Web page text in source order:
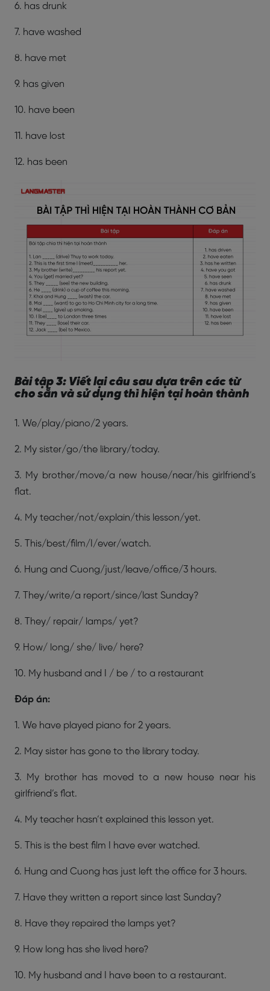
6. has drunk
7. have washed
8. have met
9. has given
10. have been
11. have lost
12. has been
Bài tập 3: Viết lại câu sau dựa trên các từ
cho sẵn và sử dụng thì hiện tại hoàn thành
1. We/play/piano/2 years.
2. My sister/go/the library/today.
3. My brother/move/a new house/near/his girlfriend’s
flat.
4. My teacher/not/explain/this lesson/yet.
5. This/best/film/I/ever/watch.
6. Hung and Cuong/just/leave/office/3 hours.
7. They/write/a report/since/last Sunday?
8. They/ repair/ lamps/ yet?
9. How/ long/ she/ live/ here?
10. My husband and I / be / to a restaurant
Đáp án:
1. We have played piano for 2 years.
2. May sister has gone to the library today.
3. My brother has moved to a new house near his
girlfriend’s flat.
4. My teacher hasn’t explained this lesson yet.
5. This is the best film I have ever watched.
6. Hung and Cuong has just left the office for 3 hours.
7. Have they written a report since last Sunday?
8. Have they repaired the lamps yet?
9. How long has she lived here?
10. My husband and I have been to a restaurant.